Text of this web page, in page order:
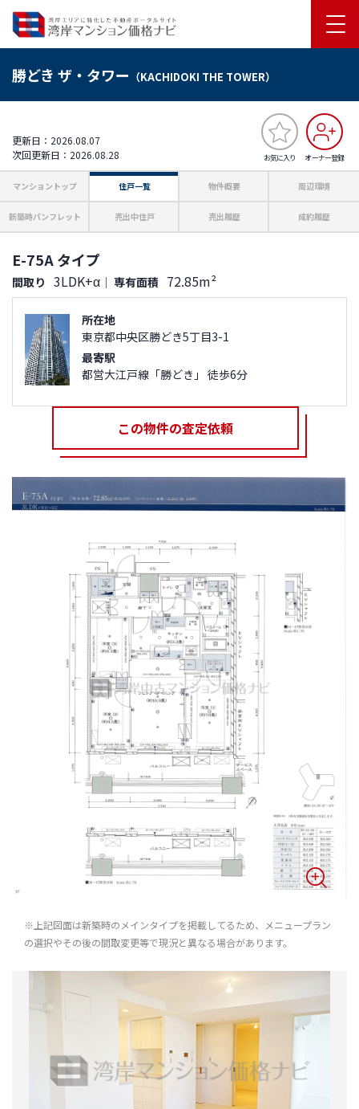
勝どき ザ・タワー （KACHIDOKI THE TOWER）
お気に入り オーナー登録
更新日：2026.08.07
次回更新日：2026.08.28
マンショントップ 住戸一覧 物件概要 周辺環境
新築時パンフレット 売出中住戸 売出履歴 成約履歴
E-75A タイプ
間取り 3LDK+α ｜ 専有面積 72.85m²
所在地
東京都中央区勝どき5丁目3-1
最寄駅
都営大江戸線「勝どき」 徒歩6分
この物件の査定依頼
※上記図面は新築時のメインタイプを掲載してるため、メニュープラン
の選択やその後の間取変更等で現況と異なる場合があります。